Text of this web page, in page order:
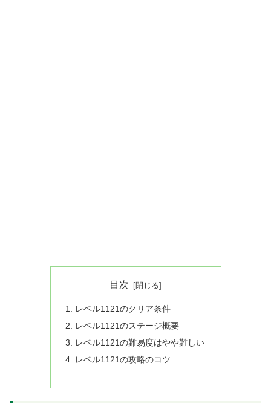
目次
レベル1121のクリア条件
レベル1121のステージ概要
レベル1121の難易度はやや難しい
レベル1121の攻略のコツ